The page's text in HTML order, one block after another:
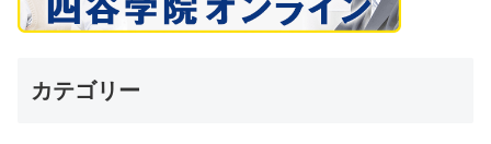
カテゴリー